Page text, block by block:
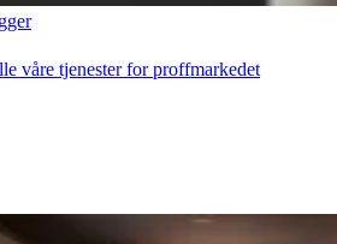
våre tjenester for proffmarkedet